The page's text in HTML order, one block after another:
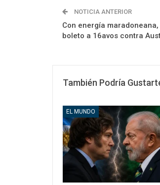
NOTICIA ANTERIOR
Con energía
boleto a 16avos contra
También Podría
EL MUNDO